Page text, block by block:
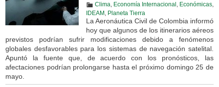
Clima Economía Internacional Económicas,
IDEAM
Planeta Tierra
La Aeronáutica Civil de Colombia informó
hoy que algunos de los itinerarios aéreos
previstos podrían sufrir modificaciones debido a fenómenos
globales desfavorables para los sistemas de navegación satelital.
Apuntó la fuente que, de acuerdo con los pronósticos, las
afectaciones podrían prolongarse hasta el próximo domingo 25 de
mayo.